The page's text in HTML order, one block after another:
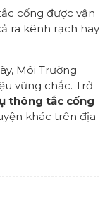
cống được vận
ra kênh rạch hay
Môi Trường
vững chắc. Trở
thông tắc cống
khác trên địa